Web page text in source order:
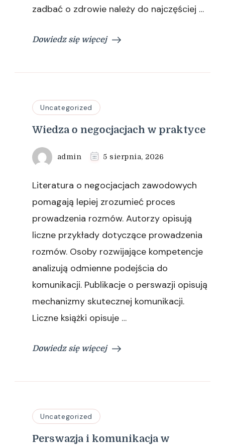
zadbać o zdrowie należy do najczęściej …
Dowiedz się więcej
Uncategorized
Wiedza o negocjacjach w praktyce
admin 5 sierpnia, 2026
Literatura o negocjacjach zawodowych
pomagają lepiej zrozumieć proces
prowadzenia rozmów. Autorzy opisują
liczne przykłady dotyczące prowadzenia
rozmów. Osoby rozwijające kompetencje
analizują odmienne podejścia do
komunikacji. Publikacje o perswazji opisują
mechanizmy skutecznej komunikacji.
Liczne książki opisuje …
Dowiedz się więcej
Uncategorized
Perswazja i komunikacja w